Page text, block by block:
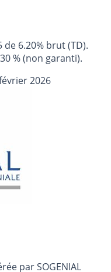
de 6.20% brut (TD).
% (non garanti).
2026
par SOGENIAL